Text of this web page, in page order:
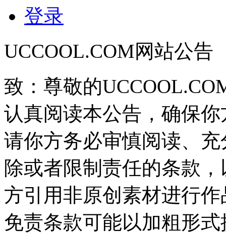
登录
UCCOOL.COM网站公告
致：尊敬的
认真阅读本公告，确保
请你方务必审慎阅读、
除或者限制责任的条款
方引用非原创素材进行
免责条款可能以加粗形